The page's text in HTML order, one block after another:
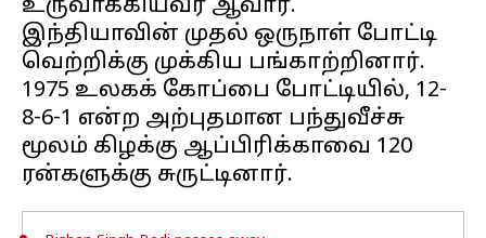
உருவாக்கியவர் ஆவார்.
இந்தியாவின் முதல் ஒருநாள் போட்டி
வெற்றிக்கு முக்கிய பங்காற்றினார்.
1975 உலகக் கோப்பை போட்டியில், 12-
8-6-1 என்ற அற்புதமான பந்துவீச்சு
மூலம் கிழக்கு ஆப்பிரிக்காவை 120